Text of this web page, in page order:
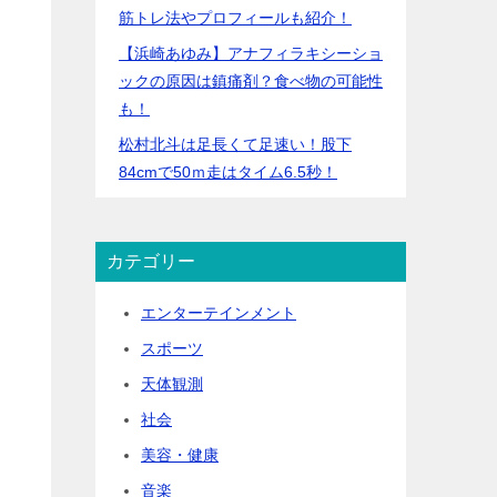
筋トレ法やプロフィールも紹介！
【浜崎あゆみ】アナフィラキシーショ
ックの原因は鎮痛剤？食べ物の可能性
も！
松村北斗は足長くて足速い！股下
84cmで50ｍ走はタイム6.5秒！
カテゴリー
エンターテインメント
スポーツ
天体観測
社会
美容・健康
音楽